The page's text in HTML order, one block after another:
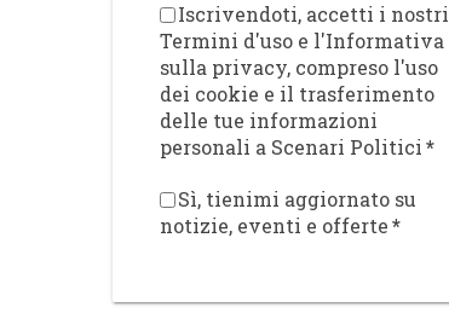
Iscrivendoti, accetti i nostri
Termini d'uso e l'Informativa
sulla privacy, compreso l'uso
dei cookie e il trasferimento
delle tue informazioni
personali a Scenari Politici*
Sì, tienimi aggiornato su
notizie, eventi e offerte*